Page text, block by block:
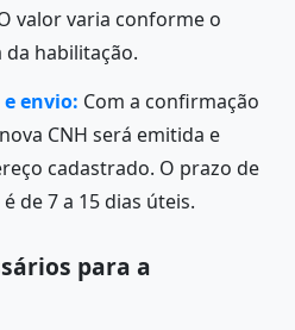
valor varia conforme o
da habilitação.
envio: Com a confirmação
CNH será emitida e
cadastrado. O prazo de
de 7 a 15 dias úteis.
para a